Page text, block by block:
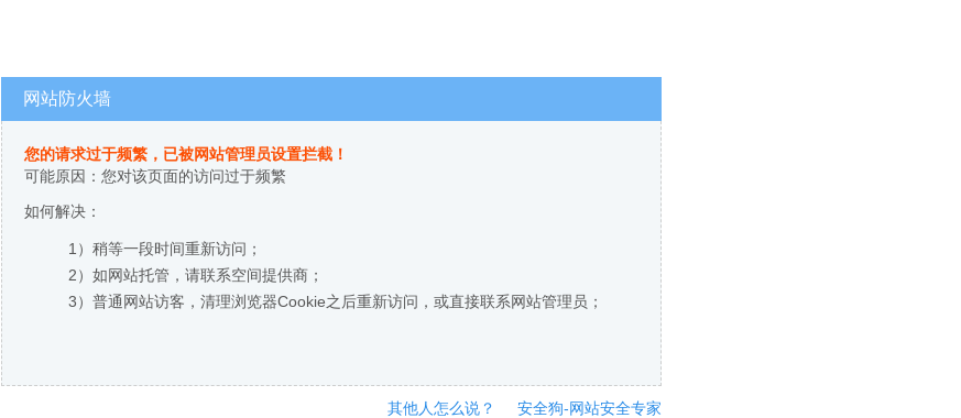
网站防火墙
您的请求过于频繁，已被网站管理员设置拦截！
可能原因：您对该页面的访问过于频繁
如何解决：
1）稍等一段时间重新访问；
2）如网站托管，请联系空间提供商；
3）普通网站访客，清理浏览器Cookie之后重新访问，或直接联系网站管理员；
其他人怎么说？ 安全狗-网站安全专家